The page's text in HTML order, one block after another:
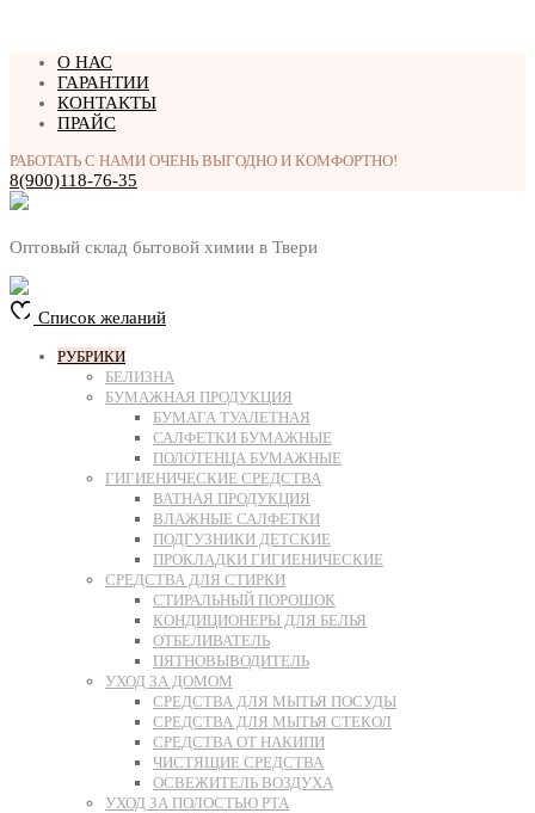
Перейти
содержимому
О НАС
ГАРАНТИИ
КОНТАКТЫ
ПРАЙС
РАБОТАТЬ С НАМИ ОЧЕНЬ ВЫГОДНО И КОМФОРТНО!
8(900)118-76-35
Оптовый склад бытовой химии в Твери
Список желаний
РУБРИКИ
БЕЛИЗНА
БУМАЖНАЯ ПРОДУКЦИЯ
БУМАГА ТУАЛЕТНАЯ
САЛФЕТКИ БУМАЖНЫЕ
ПОЛОТЕНЦА БУМАЖНЫЕ
ГИГИЕНИЧЕСКИЕ СРЕДСТВА
ВАТНАЯ ПРОДУКЦИЯ
ВЛАЖНЫЕ САЛФЕТКИ
ПОДГУЗНИКИ ДЕТСКИЕ
ПРОКЛАДКИ ГИГИЕНИЧЕСКИЕ
СРЕДСТВА ДЛЯ СТИРКИ
СТИРАЛЬНЫЙ ПОРОШОК
КОНДИЦИОНЕРЫ ДЛЯ БЕЛЬЯ
ОТБЕЛИВАТЕЛЬ
ПЯТНОВЫВОДИТЕЛЬ
УХОД ЗА ДОМОМ
СРЕДСТВА ДЛЯ МЫТЬЯ ПОСУДЫ
СРЕДСТВА ДЛЯ МЫТЬЯ СТЕКОЛ
СРЕДСТВА ОТ НАКИПИ
ЧИСТЯЩИЕ СРЕДСТВА
ОСВЕЖИТЕЛЬ ВОЗДУХА
УХОД ЗА ПОЛОСТЬЮ РТА